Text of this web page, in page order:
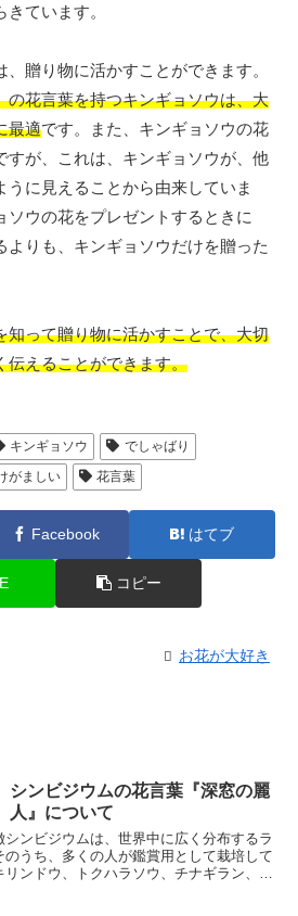
ています。
贈り物に活かすことができます。
の花言葉を持つキンギョソウは、大
最適です。また、キンギョソウの花
すが、これは、キンギョソウが、他
うに見えることから由来していま
ソウの花をプレゼントするときに
よりも、キンギョソウだけを贈った
知って贈り物に活かすことで、大切
伝えることができます。
キンギョソウ
でしゃばり
がましい 花言葉
Facebook はてブ
コピー
お花が大好き
シンビジウムの花言葉『深窓の麗
人』について
シンビジウムは、世界中に広く分布するラ
うち、多くの人が鑑賞用として栽培して
ンドウ、トクハラソウ、チナギラン、コ